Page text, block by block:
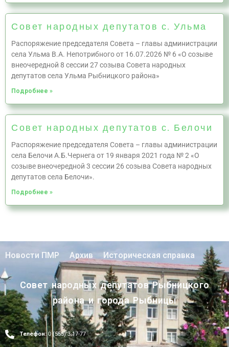
Совет народных депутатов с. Ульма
Распоряжение председателя Совета – главы администрации
села Ульма В.А. Непотрибного от 16.07.2026 № 6 «О созыве
внеочередной 8 сессии 27 созыва Совета народных
депутатов села Ульма Рыбницкого района»
Подробнее »
Совет народных депутатов с. Белочи
Распоряжение председателя Совета – главы администрации
села Белочи А.Б.Чернега от 19 января 2021 года № 2 «О
созыве внеочередной 3 сессии 26 созыва Совета народных
депутатов села Белочи».
Подробнее »
Новости ПМР Архив Историческая справка
Совет народных депутатов Рыбницкого
района и города Рыбницы
Телефон:0 (555) 3-17-77